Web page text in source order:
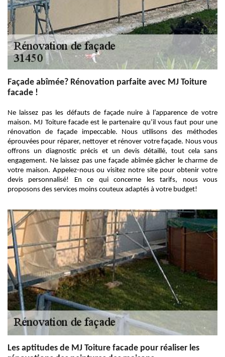
Façade abîmée? Rénovation parfaite avec MJ Toiture
facade !
Ne laissez pas les défauts de façade nuire à l’apparence de votre
maison. MJ Toiture facade est le partenaire qu’il vous faut pour une
rénovation de façade impeccable. Nous utilisons des méthodes
éprouvées pour réparer, nettoyer et rénover votre façade. Nous vous
offrons un diagnostic précis et un devis détaillé, tout cela sans
engagement. Ne laissez pas une façade abîmée gâcher le charme de
votre maison. Appelez-nous ou visitez notre site pour obtenir votre
devis personnalisé! En ce qui concerne les tarifs, nous vous
proposons des services moins couteux adaptés à votre budget!
Les aptitudes de MJ Toiture facade pour réaliser les